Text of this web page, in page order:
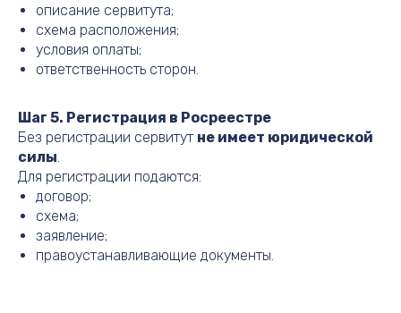
описание сервитута;
схема расположения;
условия оплаты;
ответственность сторон.
Шаг 5. Регистрация в Росреестре
Без регистрации сервитут не имеет юридической
силы.
Для регистрации подаются:
договор;
схема;
заявление;
правоустанавливающие документы.